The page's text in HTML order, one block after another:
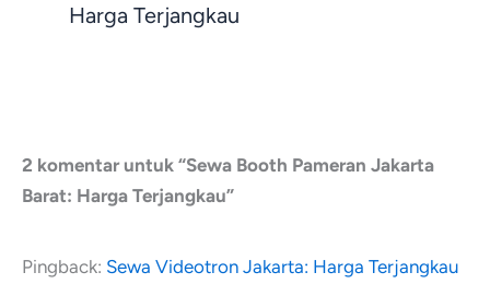
Harga Terjangkau
2 komentar untuk “Sewa Booth Pameran Jakarta
Barat: Harga Terjangkau”
Pingback: Sewa Videotron Jakarta: Harga Terjangkau